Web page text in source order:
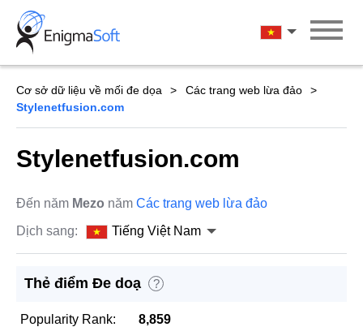
Skip
content
Tiếng Việt
Cơ sở dữ liệu về mối đe dọa
Các trang web lừa đảo
Stylenetfusion.com
Stylenetfusion.com
Đến năm Mezo năm Các trang web lừa đảo
Dịch sang:
Tiếng Việt Nam
Thẻ điểm Đe doạ ?
Popularity Rank:
8,859